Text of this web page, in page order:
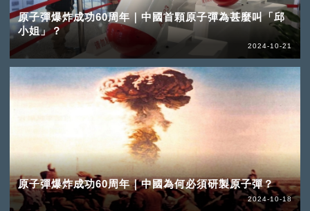
原子彈爆炸成功60周年｜中國首顆原子彈為甚麼叫「邱
小姐」？
2024-10-21
原子彈爆炸成功60周年｜中國為何必須研製原子彈？
2024-10-18